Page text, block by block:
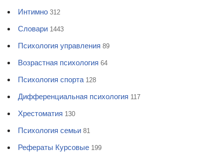
Интимно 312
Словари 1443
Психология управления 89
Возрастная психология 64
Психология спорта 128
Дифференциальная психология 117
Хрестоматия 130
Психология семьи 81
Рефераты Курсовые 199